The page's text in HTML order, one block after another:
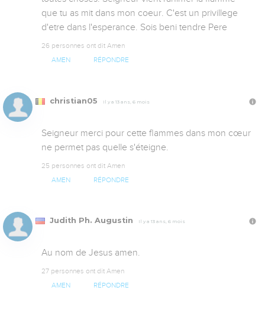
que tu as mit dans mon coeur. C'est un privillege
d'etre dans l'esperance. Sois beni tendre Pere
26 personnes ont dit Amen
AMEN RÉPONDRE
christian05 Il y a 13 ans, 6 mois
Seigneur merci pour cette flammes dans mon cœur
ne permet pas quelle s'éteigne.
25 personnes ont dit Amen
AMEN RÉPONDRE
Judith Ph. Augustin Il y a 13 ans, 6 mois
Au nom de Jesus amen.
27 personnes ont dit Amen
AMEN RÉPONDRE